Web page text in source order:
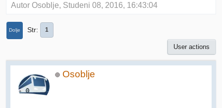
Autor Osoblje, Studeni 08, 2016, 16:43:04
Dolje Str 1
User actions
Osoblje